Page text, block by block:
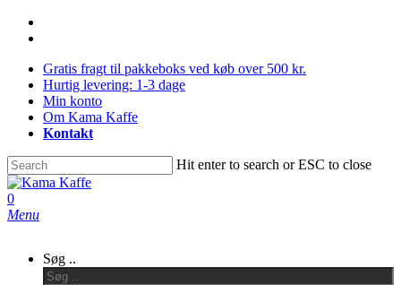
Skip
contentGratis fragt til pakkeboks ved køb over 500 kr.
Hurtig levering: 1-3 dage
Min konto
Om Kama Kaffe
Kontakt
Hit enter to search or ESC to close
Close
Search
0
Menu
Søg ..